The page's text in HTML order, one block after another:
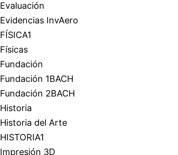
Evaluación
Evidencias InvAero
FÍSICA1
Físicas
Fundación
Fundación 1BACH
Fundación 2BACH
Historia
Historia del Arte
HISTORIA1
Impresión 3D